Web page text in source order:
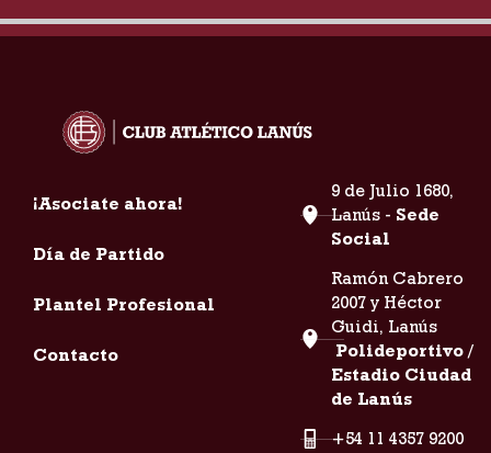
¡Asociate ahora!
Día de Partido
Plantel Profesional
Contacto
9 de Julio 1680,
Lanús - Sede
Social
Ramón Cabrero
2007 y Héctor
Guidi, Lanús
Polideportivo /
Estadio Ciudad
de Lanús
+54 11 4357 9200